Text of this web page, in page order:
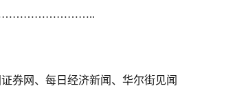
券网、每日经济新闻、华尔街见闻